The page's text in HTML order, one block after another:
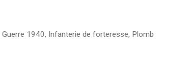
Guerre 1940, Infanterie de forteresse, Plomb